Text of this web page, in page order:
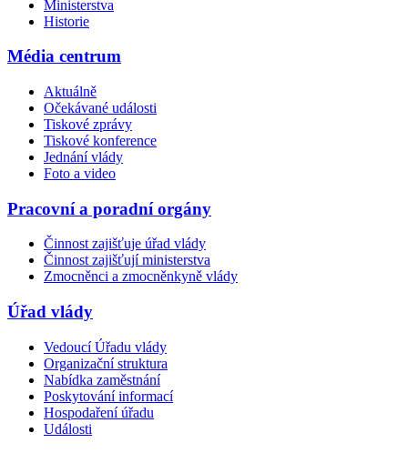
Ministerstva
Historie
Média centrum
Aktuálně
Očekávané události
Tiskové zprávy
Tiskové konference
Jednání vlády
Foto a video
Pracovní a poradní orgány
Činnost zajišťuje úřad vlády
Činnost zajišťují ministerstva
Zmocněnci a zmocněnkyně vlády
Úřad vlády
Vedoucí Úřadu vlády
Organizační struktura
Nabídka zaměstnání
Poskytování informací
Hospodaření úřadu
Události